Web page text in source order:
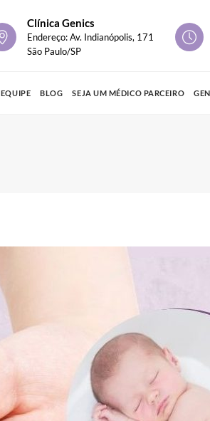
Clínica Genics
Endereço: Av. Indianópolis, 171
São Paulo/SP
EQUIPE BLOG SEJA UM MÉDICO PARCEIRO